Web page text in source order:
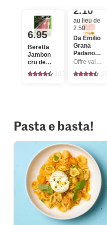
6.95
Beretta
Jambon
cru de
maxi
2.10
au lieu de
2.50
Da Emilio
Grana
Padano
croq
Pasta e basta!